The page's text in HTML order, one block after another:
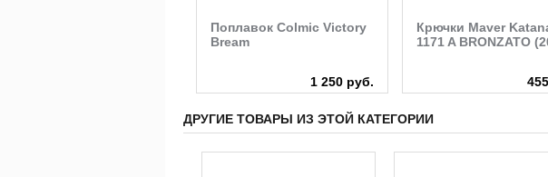
Поплавок Colmic Victory
Bream
1 250 руб.
Крючки Maver
1171 A BRONZATO
ДРУГИЕ ТОВАРЫ ИЗ ЭТОЙ КАТЕГОРИИ